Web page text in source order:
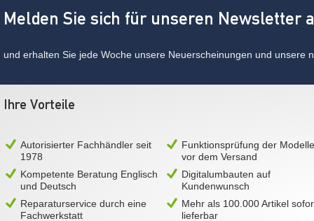
Melden Sie sich für unseren Newsletter
und erhalten Sie jede Woche unsere Neuerscheinungen und unsere
Ihre Vorteile
Autorisierter Fachhändler seit
1978
Funktionsprüfung der Modelle
vor dem Versand
Kompetente Beratung Englisch
und Deutsch
Digitalumbauten auf
Kundenwunsch
Reparaturservice durch eine
Fachwerkstatt
Mehr als 100.000 Artikel
lieferbar